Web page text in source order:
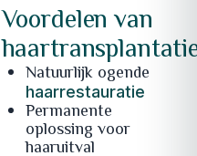
Voordelen van
Natuurlijk ogende
haarrestauratie
Permanente
oplossing voor
haaruitval